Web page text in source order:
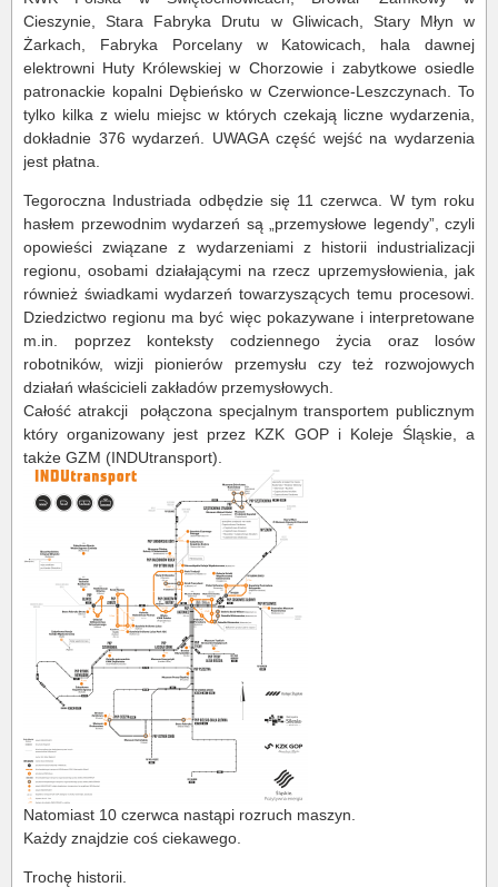
Cieszynie, Stara Fabryka Drutu w Gliwicach, Stary Młyn w
Żarkach, Fabryka Porcelany w Katowicach, hala dawnej
elektrowni Huty Królewskiej w Chorzowie i zabytkowe osiedle
patronackie kopalni Dębieńsko w Czerwionce-Leszczynach. To
tylko kilka z wielu miejsc w których czekają liczne wydarzenia,
dokładnie 376 wydarzeń. UWAGA część wejść na wydarzenia
jest płatna.
Tegoroczna Industriada odbędzie się 11 czerwca. W tym roku
hasłem przewodnim wydarzeń są „przemysłowe legendy”, czyli
opowieści związane z wydarzeniami z historii industrializacji
regionu, osobami działającymi na rzecz uprzemysłowienia, jak
również świadkami wydarzeń towarzyszących temu procesowi.
Dziedzictwo regionu ma być więc pokazywane i interpretowane
m.in. poprzez konteksty codziennego życia oraz losów
robotników, wizji pionierów przemysłu czy też rozwojowych
działań właścicieli zakładów przemysłowych.
Całość atrakcji połączona specjalnym transportem publicznym
który organizowany jest przez KZK GOP i Koleje Śląskie, a
także GZM (INDUtransport).
Natomiast 10 czerwca nastąpi rozruch maszyn.
Każdy znajdzie coś ciekawego.
Trochę historii.